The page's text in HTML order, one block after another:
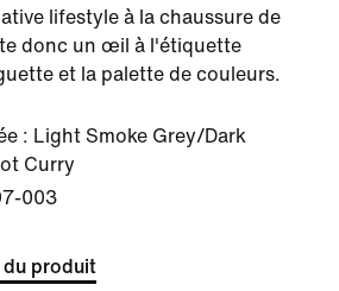
lifestyle à la chaussure de
donc un œil à l'étiquette
et la palette de couleurs.
: Light Smoke Grey/Dark
Curry
003
du produit